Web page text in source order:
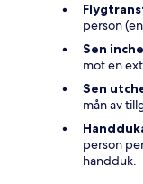
person
Sen
mot en
Sen
mån av
person
handduk.